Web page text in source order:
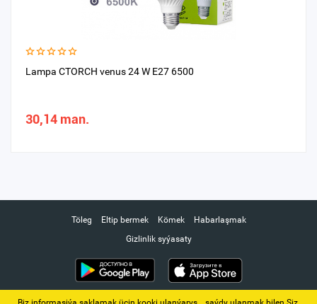
Lampa CTORCH venus 24 W E27 6500
30,14 man.
Töleg Eltip bermek Kömek
Habarlaşmak
Gizlinlik syýasaty